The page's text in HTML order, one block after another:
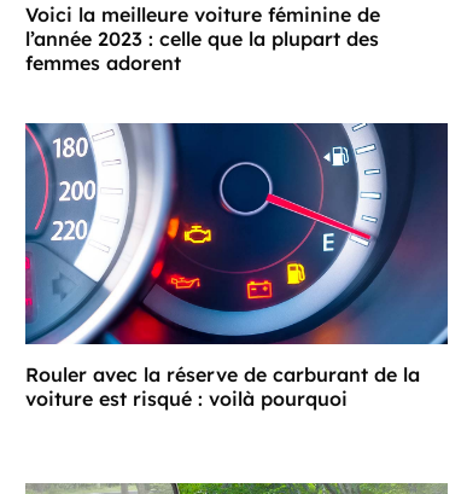
Voici la meilleure voiture féminine de
l’année 2023 : celle que la plupart des
femmes adorent
Rouler avec la réserve de carburant de la
voiture est risqué : voilà pourquoi